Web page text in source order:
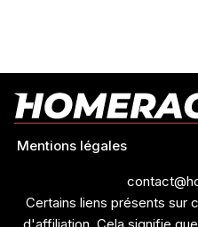
Mentions légales
Certains liens présents sur